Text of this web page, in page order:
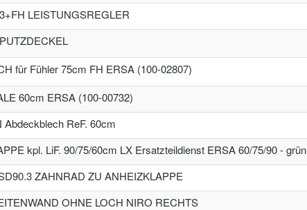
LEISTUNGSREGLER
für Fühler 75cm FH ERSA (100-02807)
60cm ERSA (100-00732)
Abdeckblech ReF. 60cm
kpl. LiF. 90/75/60cm LX Ersatzteildienst ERSA 60/75/90 - grün
ZAHNRAD ZU ANHEIZKLAPPE
OHNE LOCH NIRO RECHTS